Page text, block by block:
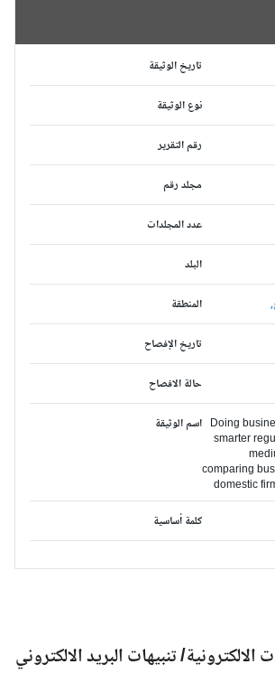
تاريخ الوثيقة
نوع الوثيقة
رقم التقرير
مجلد رقم
عدد المجلدات
البلد
المنطقة
تاريخ الإفصاح
حالة الافصاح
اسم الوثيقة Doing
smarter
comparing
domestic
كلمة أساسية
تنبيهات البريد الالكتروني